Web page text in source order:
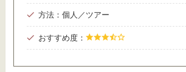
方法：個人／ツアー
おすすめ度：